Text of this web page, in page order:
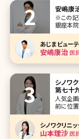
安嶋康
※この記
銀座本
メン医
座に本
康治（あじま や
み、総合
あじまビュー
安嶋康治医
シノワ
第七十
人気企
前に位置
沙（やま
長が開
シノワクリニ
山本理沙医